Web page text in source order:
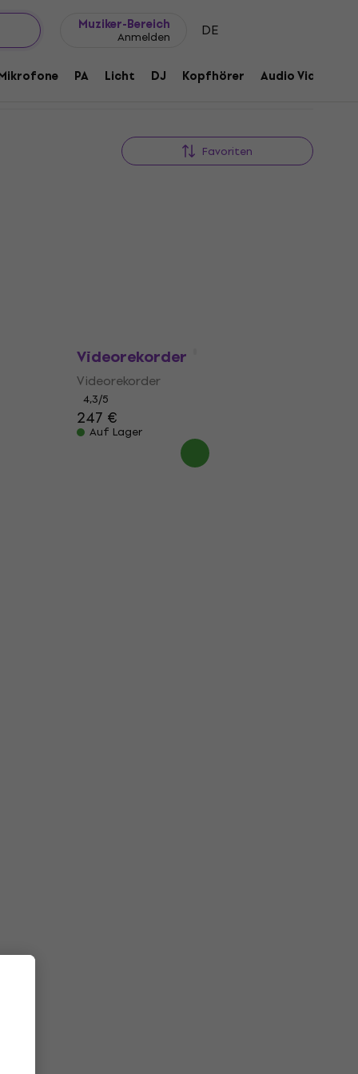
Muziker-Bereich
Anmelden DE
PA Licht DJ Kopfhörer Audio Video
Favoriten
Videorekorder
Videorekorder
4,3/5
247 €
Auf Lager